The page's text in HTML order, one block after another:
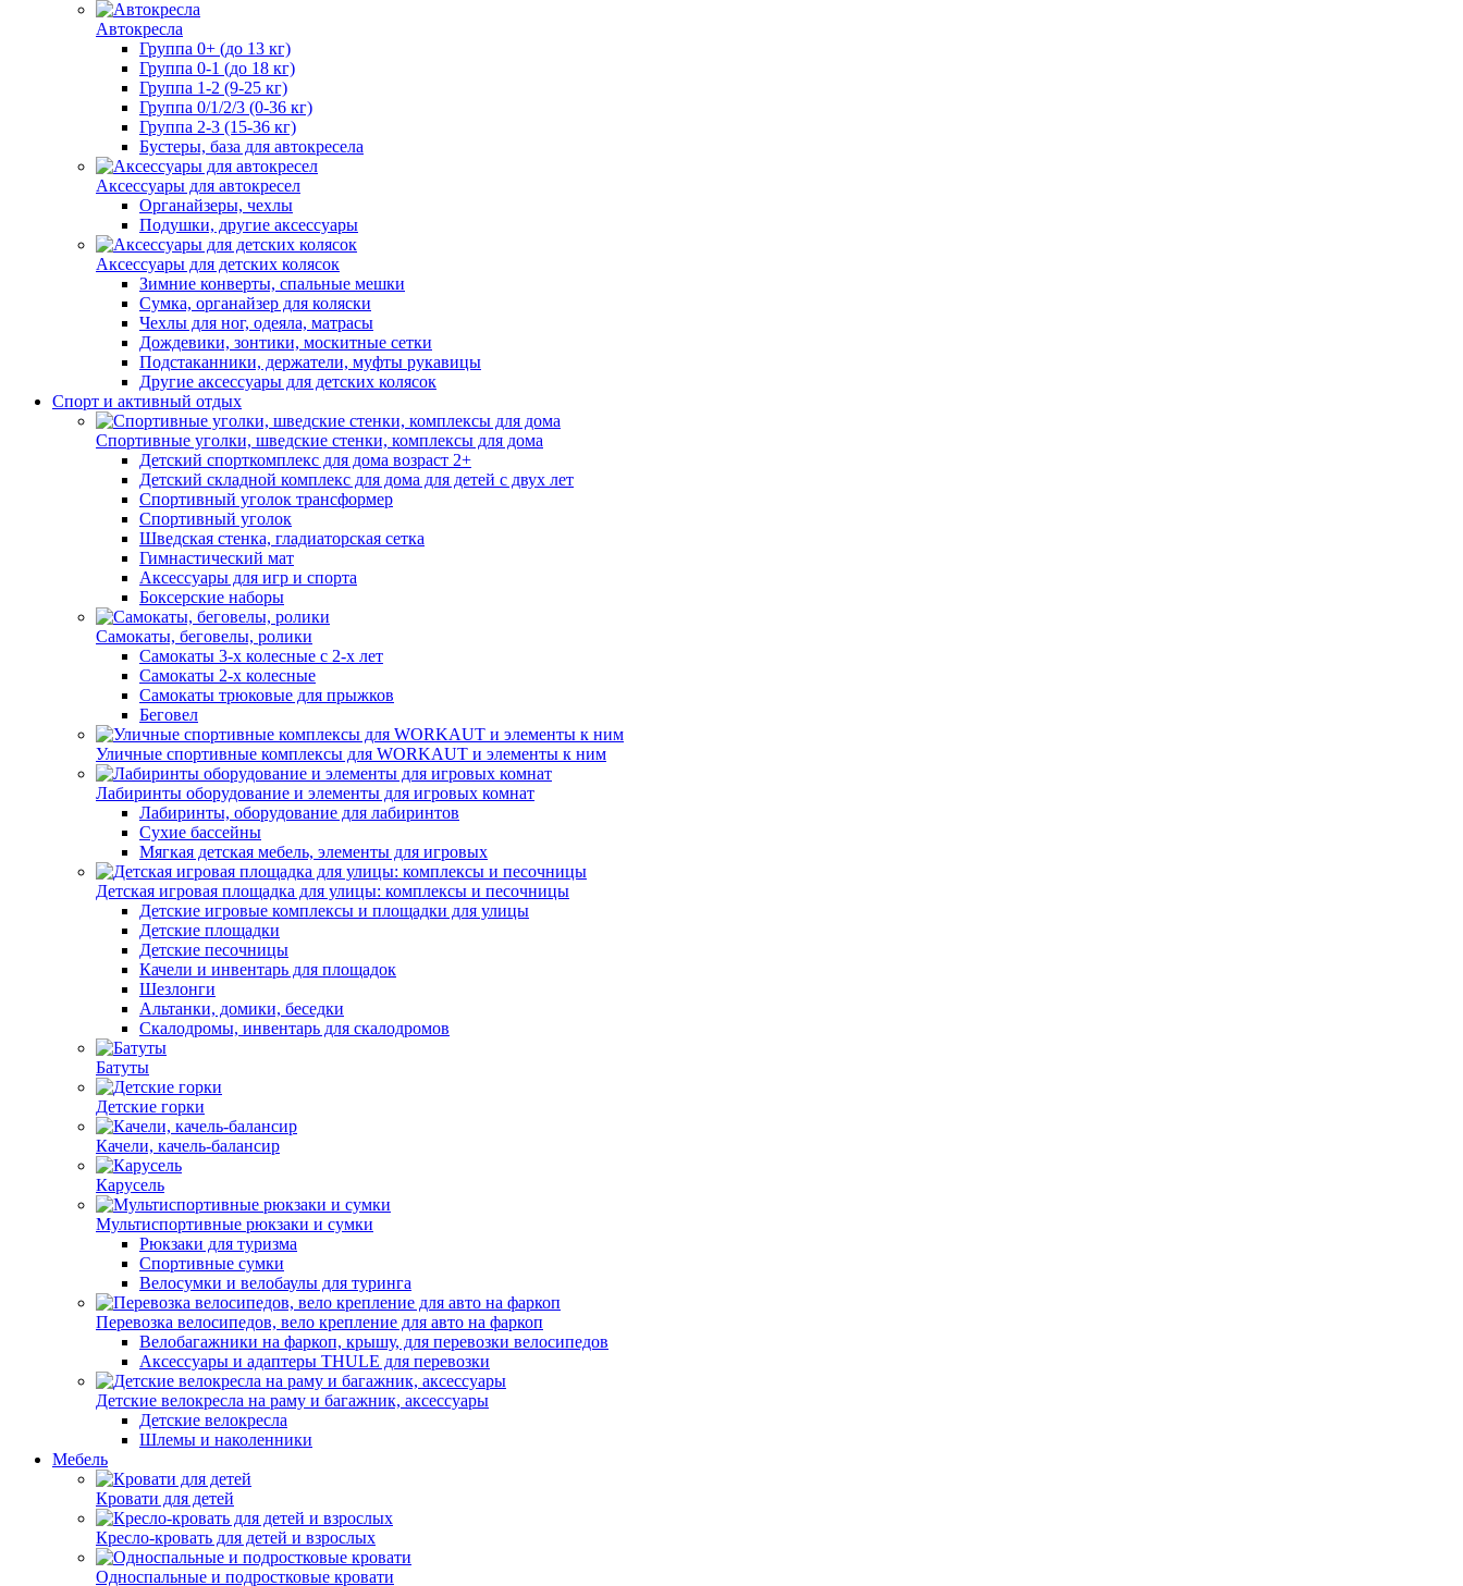
Автокресла
Группа 0+ (до 13 кг)
Группа 0-1 (до 18 кг)
Группа 1-2 (9-25 кг)
Группа 0/1/2/3 (0-36 кг)
Группа 2-3 (15-36 кг)
Бустеры, база для автокресела
Аксессуары для автокресел
Органайзеры, чехлы
Подушки, другие аксессуары
Аксессуары для детских колясок
Зимние конверты, спальные мешки
Сумка, органайзер для коляски
Чехлы для ног, одеяла, матрасы
Дождевики, зонтики, москитные сетки
Подстаканники, держатели, муфты рукавицы
Другие аксессуары для детских колясок
Спорт и активный отдых
Спортивные уголки, шведские стенки, комплексы для дома
Детский спорткомплекс для дома возраст 2+
Детский складной комплекс для дома для детей с двух лет
Спортивный уголок трансформер
Спортивный уголок
Шведская стенка, гладиаторская сетка
Гимнастический мат
Аксессуары для игр и спорта
Боксерские наборы
Самокаты, беговелы, ролики
Самокаты 3-х колесные с 2-х лет
Самокаты 2-х колесные
Самокаты трюковые для прыжков
Беговел
Уличные спортивные комплексы для WORKAUT и элементы к ним
Лабиринты оборудование и элементы для игровых комнат
Лабиринты, оборудование для лабиринтов
Сухие бассейны
Мягкая детская мебель, элементы для игровых
Детская игровая площадка для улицы: комплексы и песочницы
Детские игровые комплексы и площадки для улицы
Детские площадки
Детские песочницы
Качели и инвентарь для площадок
Шезлонги
Альтанки, домики, беседки
Скалодромы, инвентарь для скалодромов
Батуты
Детские горки
Качели, качель-балансир
Карусель
Мультиспортивные рюкзаки и сумки
Рюкзаки для туризма
Спортивные сумки
Велосумки и велобаулы для туринга
Перевозка велосипедов, вело крепление для авто на фаркоп
Велобагажники на фаркоп, крышу, для перевозки велосипедов
Аксессуары и адаптеры THULE для перевозки
Детские велокресла на раму и багажник, аксессуары
Детские велокресла
Шлемы и наколенники
Мебель
Кровати для детей
Кресло-кровать для детей и взрослых
Односпальные и подростковые кровати